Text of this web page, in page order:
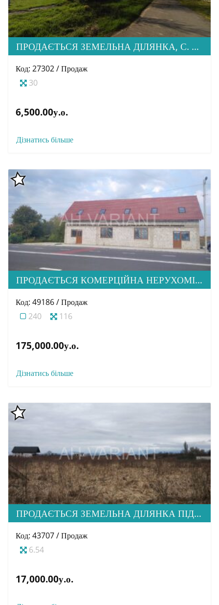
ПРОДАЄТЬСЯ ЗЕМЕЛЬНА ДІЛЯНКА, С. СЮРТЕ
Код: 27302 / Продаж
30
6,500.00у.о.
Дізнатись більше
ПРОДАЄТЬСЯ КОМЕРЦІЙНА НЕРУХОМІСТЬ ТА ЗЕМЕЛЬНА ДІЛЯНКА В С. ХОЛМОК
Код: 49186 / Продаж
240
116
175,000.00у.о.
Дізнатись більше
ПРОДАЄТЬСЯ ЗЕМЕЛЬНА ДІЛЯНКА ПІД ЗАБУДОВУ, ВУЛ. ЗАГОРСЬКА
Код: 43707 / Продаж
6.54
17,000.00у.о.